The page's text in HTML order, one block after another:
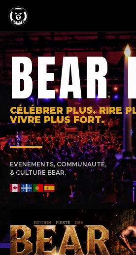
BEAR
CÉLÉBRER PLUS. RIRE
VIVRE PLUS FORT.
EVENEMENTS, COMMUNAUTÉ,
& CULTURE BEAR.